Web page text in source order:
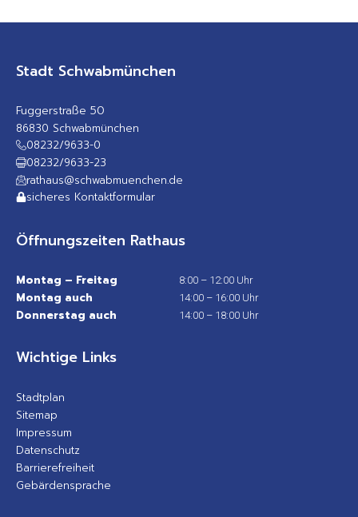
Stadt Schwabmünchen
Fuggerstraße 50
86830 Schwabmünchen
08232/9633-0
08232/9633-23
rathaus@schwabmuenchen.de
sicheres Kontaktformular
Öffnungszeiten Rathaus
Montag – Freitag 8:00 – 12:00 Uhr
Montag auch 14:00 – 16:00 Uhr
Donnerstag auch 14:00 – 18:00 Uhr
Wichtige Links
Stadtplan
Sitemap
Impressum
Datenschutz
Barrierefreiheit
Gebärdensprache